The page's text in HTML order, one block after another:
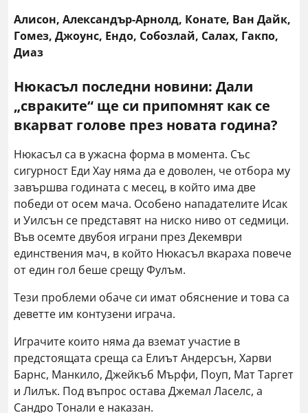
Алисон, Александър-Арнолд, Конате, Ван Дайк,
Гомез, Джоунс, Ендо, Собозлай, Салах, Гакпо,
Диаз
Нюкасъл последни новини: Дали
„свраките“ ще си припомнят как се
вкарват голове през новата година?
Нюкасъл са в ужасна форма в момента. Със
сигурност Еди Хау няма да е доволен, че отбора му
завършва годината с месец, в който има две
победи от осем мача. Особено нападателите Исак
и Уилсън се представят на ниско ниво от седмици.
Във осемте двубоя играни през Декември
единствения мач, в който Нюкасъл вкараха повече
от един гол беше срещу Фулъм.
Тези проблеми обаче си имат обяснение и това са
деветте им контузени играча.
Играчите които няма да вземат участие в
предстоящата среща са Елиът Андерсън, Харви
Барнс, Манкило, Джейкъб Мърфи, Поуп, Мат Таргет
и Лилък. Под въпрос остава Джемал Ласелс, а
Сандро Тонали е наказан.